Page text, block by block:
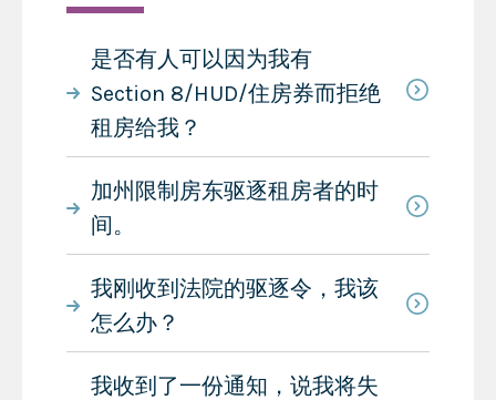
是否有人可以因为我有
Section 8/HUD/住房券而拒绝
租房给我？
加州限制房东驱逐租房者的时
间。
我刚收到法院的驱逐令，我该
怎么办？
我收到了一份通知，说我将失